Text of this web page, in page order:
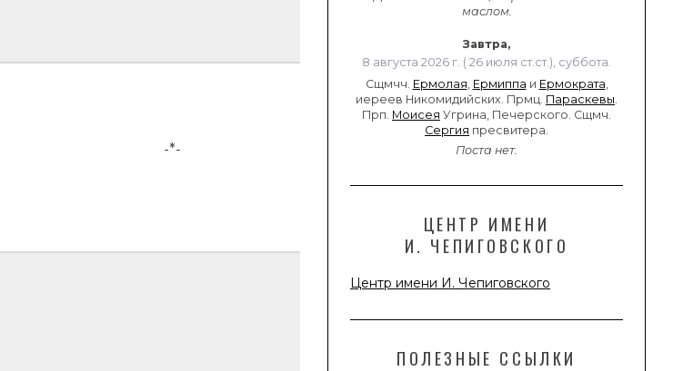
маслом.
Завтра,
8 августа 2026 г. ( 26 июля ст.ст.), суббота.
Сщмчч. Ермолая Ермиппа и Ермократа
иереев Никомидийских. Прмц. Параскевы
Прп. Моисея Угрина, Печерского. Сщмч.
Сергия пресвитера.
Поста нет.
ЦЕНТР ИМЕНИ
И. ЧЕПИГОВСКОГО
Центр имени И. Чепиговского
ПОЛЕЗНЫЕ ССЫЛКИ
-*-